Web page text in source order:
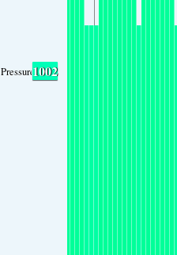
Pressure1002